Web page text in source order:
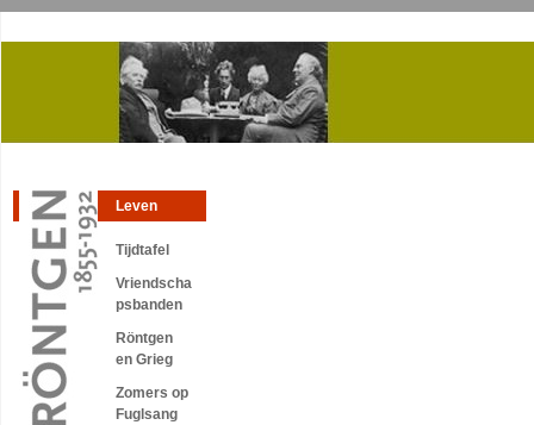
Leven
Tijdtafel
Vriendscha
psbanden
Röntgen
en Grieg
Zomers op
Fuglsang